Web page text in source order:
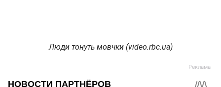
Люди тонуть мовчки (video.rbc.ua)